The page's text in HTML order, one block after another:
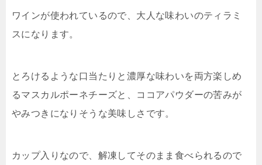
ワインが使われているので、大人な味わいのティラミ
スになります。
とろけるような口当たりと濃厚な味わいを両方楽しめ
るマスカルポーネチーズと、ココアパウダーの苦みが
やみつきになりそうな美味しさです。
カップ入りなので、解凍してそのまま食べられるので